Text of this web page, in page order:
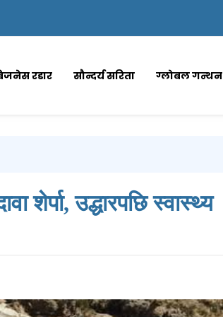
रडार सौन्दर्य सरिता ग्लोबल गन्थन
शेर्पा, उद्धारपछि स्वास्थ्य